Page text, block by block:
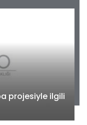
projesiyle ilgili